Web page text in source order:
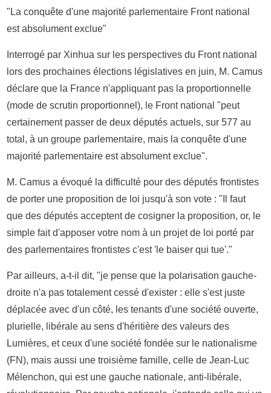
"La conquête d'une majorité parlementaire Front national
est absolument exclue"
Interrogé par Xinhua sur les perspectives du Front national
lors des prochaines élections législatives en juin, M. Camus
déclare que la France n'appliquant pas la proportionnelle
(mode de scrutin proportionnel), le Front national "peut
certainement passer de deux députés actuels, sur 577 au
total, à un groupe parlementaire, mais la conquête d'une
majorité parlementaire est absolument exclue".
M. Camus a évoqué la difficulté pour des députés frontistes
de porter une proposition de loi jusqu'à son vote : "Il faut
que des députés acceptent de cosigner la proposition, or, le
simple fait d'apposer votre nom à un projet de loi porté par
des parlementaires frontistes c'est 'le baiser qui tue'."
Par ailleurs, a-t-il dit, "je pense que la polarisation gauche-
droite n'a pas totalement cessé d'exister : elle s'est juste
déplacée avec d'un côté, les tenants d'une société ouverte,
plurielle, libérale au sens d'héritière des valeurs des
Lumières, et ceux d'une société fondée sur le nationalisme
(FN), mais aussi une troisième famille, celle de Jean-Luc
Mélenchon, qui est une gauche nationale, anti-libérale,